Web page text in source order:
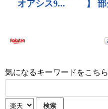
気になるキーワードをこち